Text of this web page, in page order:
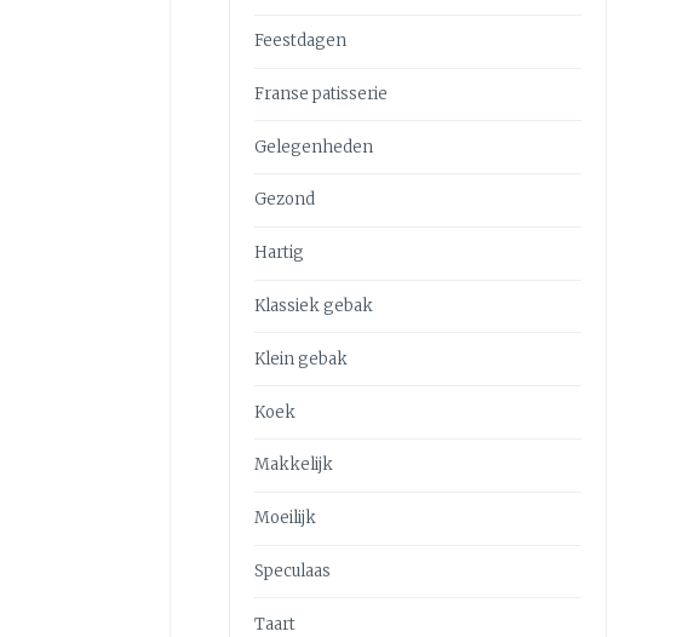
Feestdagen
Franse patisserie
Gelegenheden
Gezond
Hartig
Klassiek gebak
Klein gebak
Koek
Makkelijk
Moeilijk
Speculaas
Taart